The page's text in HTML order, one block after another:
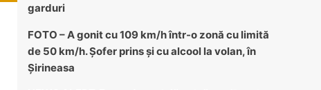
garduri
FOTO – A gonit cu 109 km/h într-o zonă cu limită
de 50 km/h. Șofer prins și cu alcool la volan, în
Șirineasa